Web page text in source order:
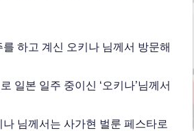
하고 계신 오키나 님께서 방문해
일본 일주 중이신 ‘오키나’님께서
님께서는 사가현 벌룬 페스타로